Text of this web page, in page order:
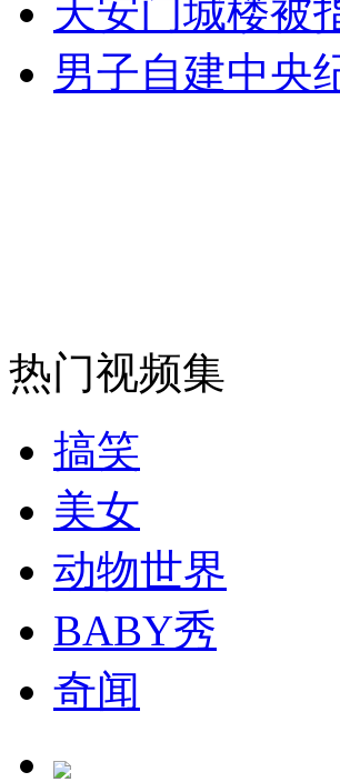
外交部：有关国家言论片面不公正
纽约上演“枕头大战”
天安门城楼被
男子自建中央
热门视频集
搞笑
美女
动物世界
BABY秀
奇闻